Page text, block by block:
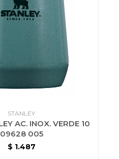
STANLEY
AC. INOX. VERDE 10
09628 005
$ 1.487